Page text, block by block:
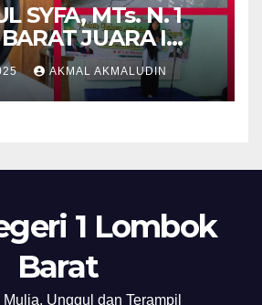
SYFA, MTs. N. 1
JUARA I
INGGRIS
AKMAL AKMALUDIN
1 Lombok
Barat
Unggul dan Terampil